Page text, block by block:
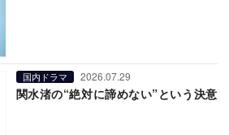
国内ドラマ 2026.07.29
関水渚の“絶対に諦めない”という決意